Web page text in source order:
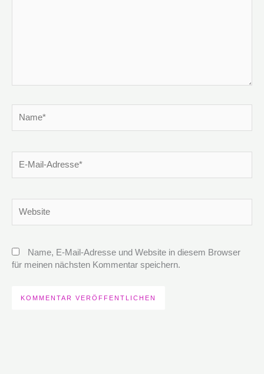
Mail-
Name, E-Mail-Adresse und Website in diesem Browser
für meinen nächsten Kommentar speichern.